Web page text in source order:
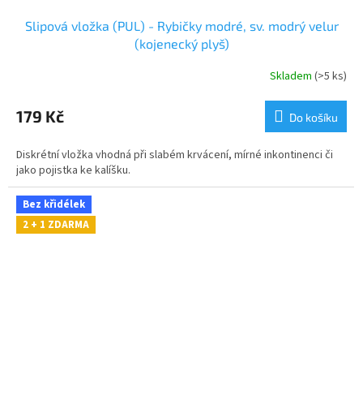
Slipová vložka (PUL) - Rybičky modré, sv. modrý velur
(kojenecký plyš)
Skladem (>5 ks)
179 Kč Do košíku
Diskrétní vložka vhodná při slabém krvácení, mírné inkontinenci či
jako pojistka ke kalíšku.
Bez křidélek
2 + 1 ZDARMA